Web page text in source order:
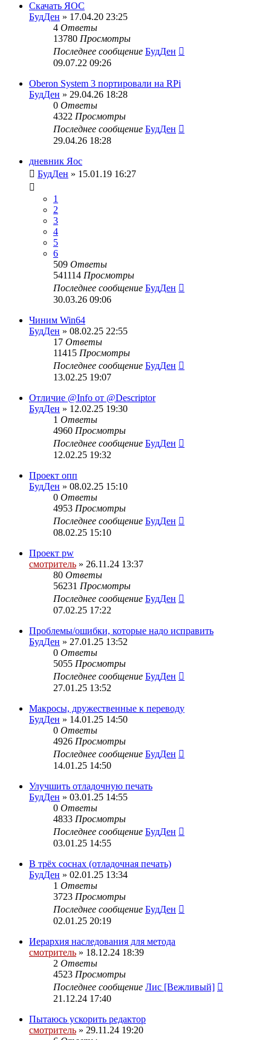
Скачать ЯОС
БудДен » 17.04.20 23:25
4 Ответы
13780 Просмотры
Последнее сообщение БудДен
09.07.22 09:26
Oberon System 3 портировали на RPi
БудДен » 29.04.26 18:28
0 Ответы
4322 Просмотры
Последнее сообщение БудДен
29.04.26 18:28
дневник Яос
БудДен » 15.01.19 16:27
1
2
3
4
5
6
509 Ответы
541114 Просмотры
Последнее сообщение БудДен
30.03.26 09:06
Чиним Win64
БудДен » 08.02.25 22:55
17 Ответы
11415 Просмотры
Последнее сообщение БудДен
13.02.25 19:07
Отличие @Info от @Descriptor
БудДен » 12.02.25 19:30
1 Ответы
4960 Просмотры
Последнее сообщение БудДен
12.02.25 19:32
Проект опп
БудДен » 08.02.25 15:10
0 Ответы
4953 Просмотры
Последнее сообщение БудДен
08.02.25 15:10
Проект pw
смотритель » 26.11.24 13:37
80 Ответы
56231 Просмотры
Последнее сообщение БудДен
07.02.25 17:22
Проблемы/ошибки, которые надо исправить
БудДен » 27.01.25 13:52
0 Ответы
5055 Просмотры
Последнее сообщение БудДен
27.01.25 13:52
Макросы, дружественные к переводу
БудДен » 14.01.25 14:50
0 Ответы
4926 Просмотры
Последнее сообщение БудДен
14.01.25 14:50
Улучшить отладочную печать
БудДен » 03.01.25 14:55
0 Ответы
4833 Просмотры
Последнее сообщение БудДен
03.01.25 14:55
В трёх соснах (отладочная печать)
БудДен » 02.01.25 13:34
1 Ответы
3723 Просмотры
Последнее сообщение БудДен
02.01.25 20:19
Иерархия наследования для метода
смотритель » 18.12.24 18:39
2 Ответы
4523 Просмотры
Последнее сообщение Лис [Вежливый]
21.12.24 17:40
Пытаюсь ускорить редактор
смотритель » 29.11.24 19:20